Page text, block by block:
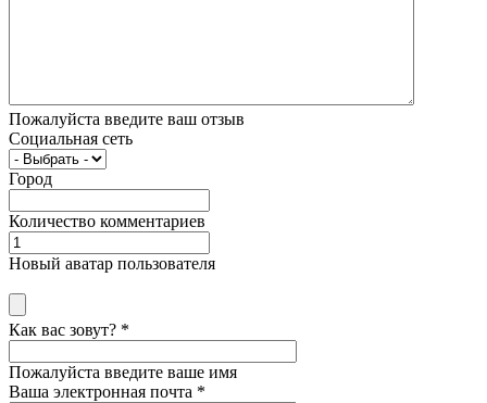
Пожалуйста введите ваш отзыв
Социальная сеть
Город
Количество комментариев
Новый аватар пользователя
Как вас зовут? *
Пожалуйста введите ваше имя
Ваша электронная почта *